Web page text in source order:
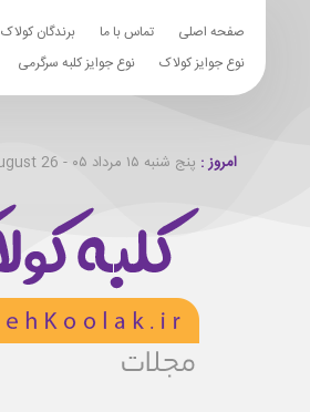
صفحه اصلی تماس با ما برندگان کولاک
نوع جوایز کولاک
نوع جوایز کلبه سرگرمی
امروز : پنج شنبه ۱۵ مرداد ۰۵ - Thursday 6th August 26